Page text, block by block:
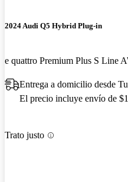
2024 Audi Q5 Hybrid Plug-in
e quattro Premium Plus S Line
Entrega a domicilio desde
El precio incluye envío de
Trato justo